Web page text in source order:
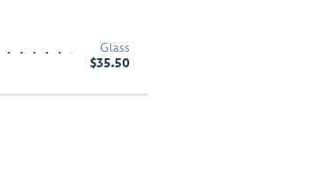
Glass
$35.50